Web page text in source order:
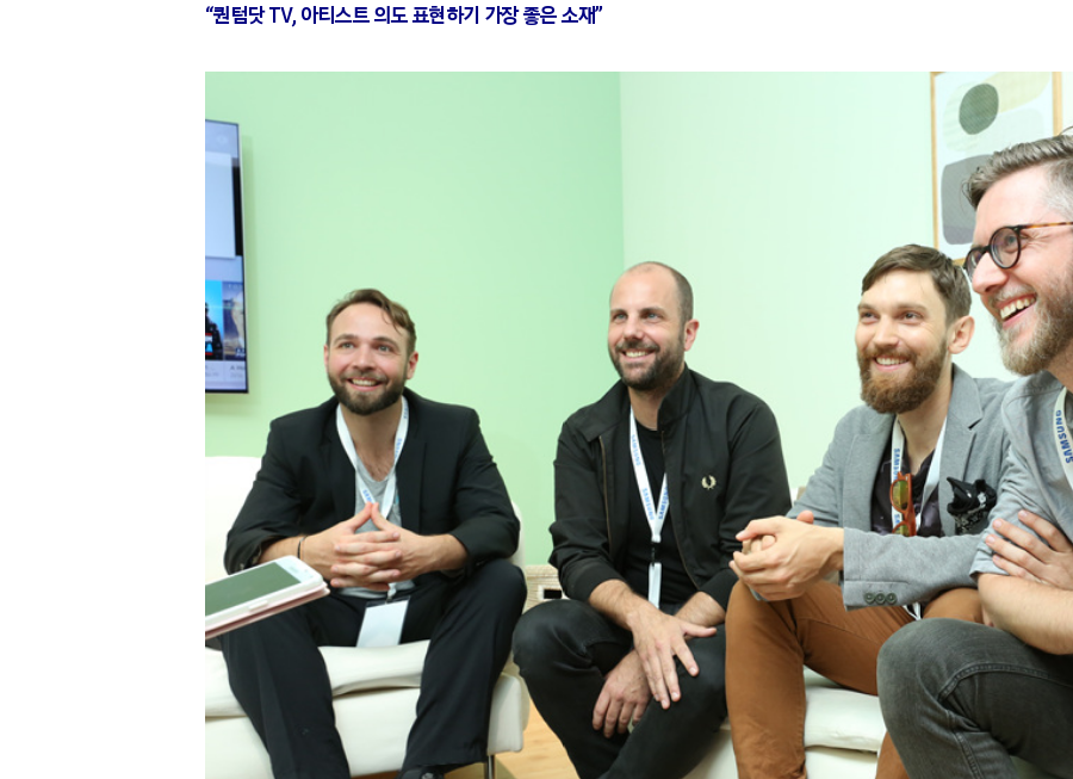
“퀀텀닷 TV, 아티스트 의도 표현하기 가장 좋은 소재”